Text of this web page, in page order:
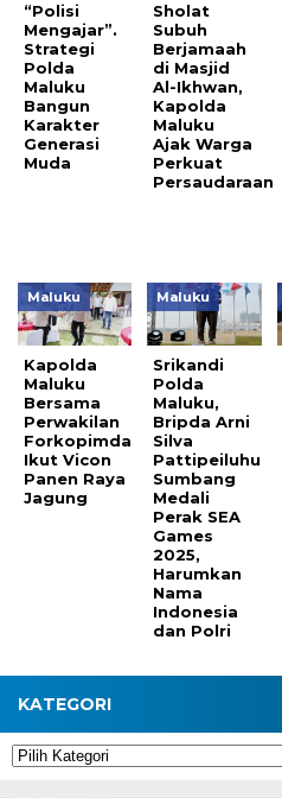
“Polisi
Mengajar”.
Strategi
Polda
Maluku
Bangun
Karakter
Generasi
Muda
Sholat
Subuh
Berjamaah
di Masjid
Al-Ikhwan,
Kapolda
Maluku
Ajak Warga
Perkuat
Persaudaraan
Maluku
Kapolda
Maluku
Bersama
Perwakilan
Forkopimda
Ikut Vicon
Panen Raya
Jagung
Maluku
Srikandi
Polda
Maluku,
Bripda Arni
Silva
Pattipeiluhu
Sumbang
Medali
Perak SEA
Games
2025,
Harumkan
Nama
Indonesia
dan Polri
KATEGORI
Kategori